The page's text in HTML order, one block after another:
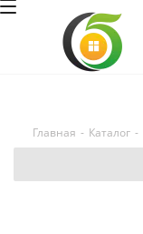
Главная - Каталог -